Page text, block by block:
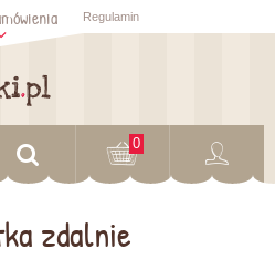
status Regulamin
0
zdalnie